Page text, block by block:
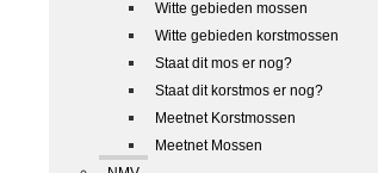
Witte gebieden mossen
Witte gebieden korstmossen
Staat dit mos er nog?
Staat dit korstmos er nog?
Meetnet Korstmossen
Meetnet Mossen